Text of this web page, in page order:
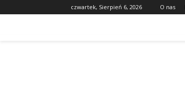
czwartek, Sierpień 6, 2026 O nas